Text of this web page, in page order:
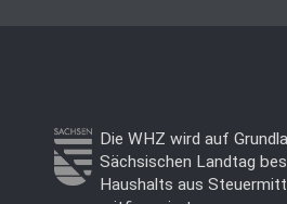
Die WHZ wird auf
Sächsischen Landtag
Haushalts aus